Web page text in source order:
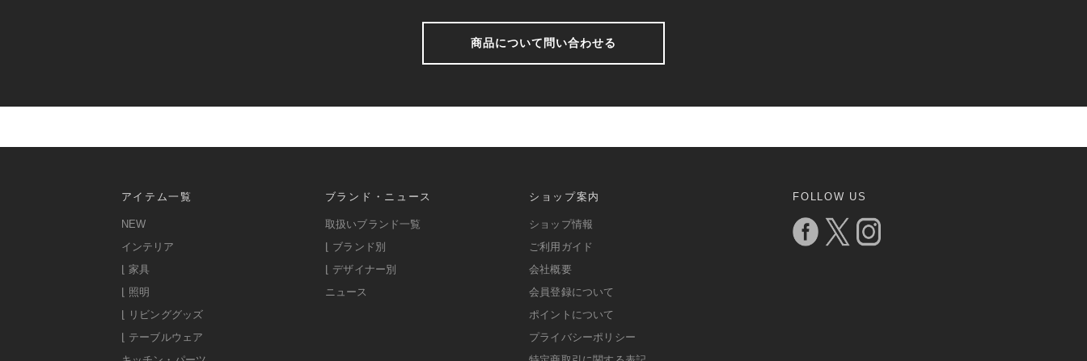
商品について問い合わせる
アイテム一覧
NEW
インテリア
⌊ 家具
⌊ 照明
⌊ リビンググッズ
⌊ テーブルウェア
ブランド・ニュース
取扱いブランド一覧
⌊ ブランド別
⌊ デザイナー別
ニュース
ショップ案内
ショップ情報
ご利用ガイド
会社概要
会員登録について
ポイントについて
プライバシーポリシー
FOLLOW US